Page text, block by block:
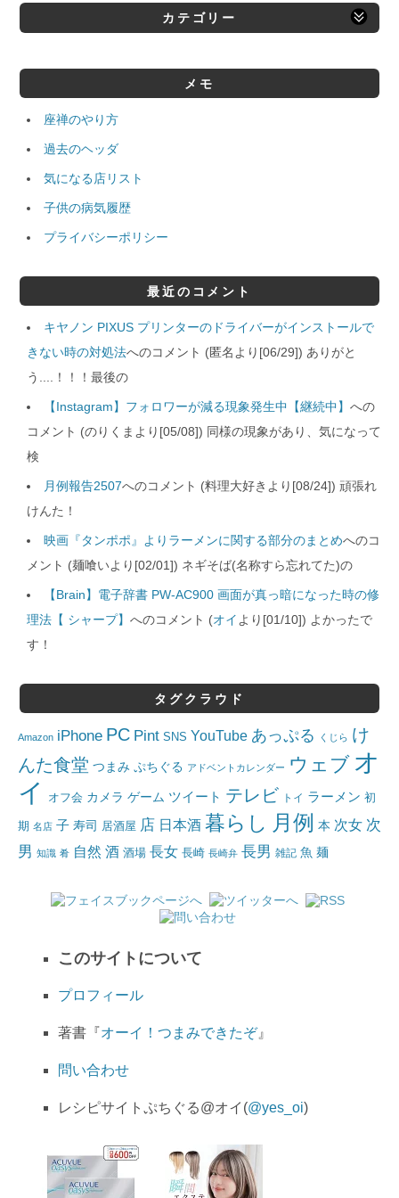
カテゴリー
メモ
座禅のやり方
過去のヘッダ
気になる店リスト
子供の病気履歴
プライバシーポリシー
最近のコメント
キヤノン PIXUS プリンターのドライバーがインストールで
きない時の対処法へのコメント (匿名より[06/29]) ありがと
う....！！！最後の
【Instagram】フォロワーが減る現象発生中【継続中】への
コメント (のりくまより[05/08]) 同様の現象があり、気になって
検
月例報告2507へのコメント (料理大好きより[08/24]) 頑張れ
けんた！
映画『タンポポ』よりラーメンに関する部分のまとめへのコ
メント (麺喰いより[02/01]) ネギそば(名称すら忘れてた)の
【Brain】電子辞書 PW-AC900 画面が真っ暗になった時の修
理法【 シャープ】 へのコメント (オイより[01/10]) よかったで
す！
タグクラウド
Amazon iPhone PC Pint SNS YouTube あっぷる くじら け
んた食堂 つまみ ぷちぐる アドベントカレンダー ウェブ オ
イ
オフ会 カメラ ゲーム ツイート テレビ トイ ラーメン 初
期 名店 子 寿司 居酒屋 店 日本酒 暮らし 月例 本 次女 次
男 知識 肴 自然 酒 酒場 長女 長崎 長崎弁 長男 雑記 魚 麺
このサイトについて
プロフィール
著書『オーイ！つまみできたぞ』
問い合わせ
レシピサイトぷちぐる@オイ(@yes_oi)